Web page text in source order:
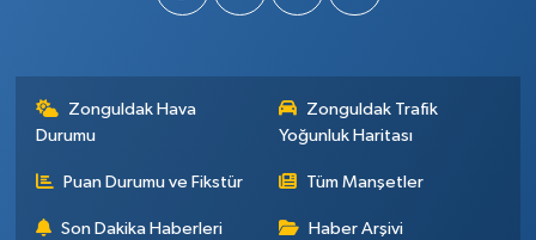
Zonguldak Hava
Durumu
Zonguldak Trafik
Yoğunluk Haritası
Puan Durumu ve Fikstür Tüm Manşetler
Son Dakika Haberleri Haber Arşivi